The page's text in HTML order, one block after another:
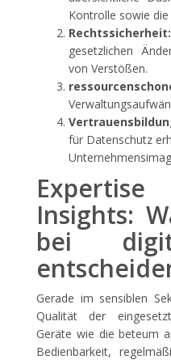
Kontrolle sowie
Rechtssicherheit:
gesetzlichen
von Verstößen.
für Datenschutz
Insights:
bei
Gerade im sensiblen
Qualität der
Geräte wie die beteum
Bedienbarkeit,